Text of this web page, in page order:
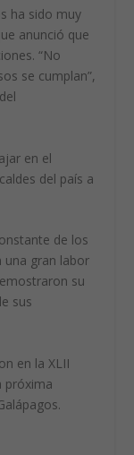
ha sido muy
anunció que
“No
se cumplan”,
en el
del país a
de los
una gran labor
su
sus
en la XLII
próxima